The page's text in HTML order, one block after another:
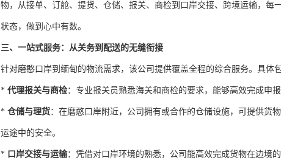
物，从接单、订舱、提货、仓储、报关、商检到口岸交接、跨境运输，
状态，做到心中有数。
三、一站式服务：从关务到配送的无缝衔接
针对磨憨口岸到缅甸的物流需求，该公司提供覆盖全程的综合服务。具体包
* 代理报关与商检：专业报关员熟悉海关和商检的要求，能够高效完成申
* 仓储与理货：在磨憨口岸附近，公司拥有或合作的仓储设施，可提供货
运途中的安全。
* 口岸交接与运输：凭借对口岸环境的熟悉，公司能高效完成货物在边境